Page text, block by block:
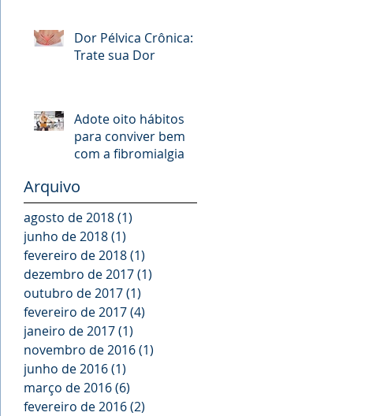
Dor Pélvica Crônica:
Trate sua Dor
Adote oito hábitos
para conviver bem
com a fibromialgia
Arquivo
agosto de 2018(1)
junho de 2018(1)
fevereiro de 2018(1)
dezembro de 2017(1)
outubro de 2017(1)
fevereiro de 2017(4)
janeiro de 2017(1)
novembro de 2016(1)
junho de 2016(1)
março de 2016(6)
fevereiro de 2016(2)